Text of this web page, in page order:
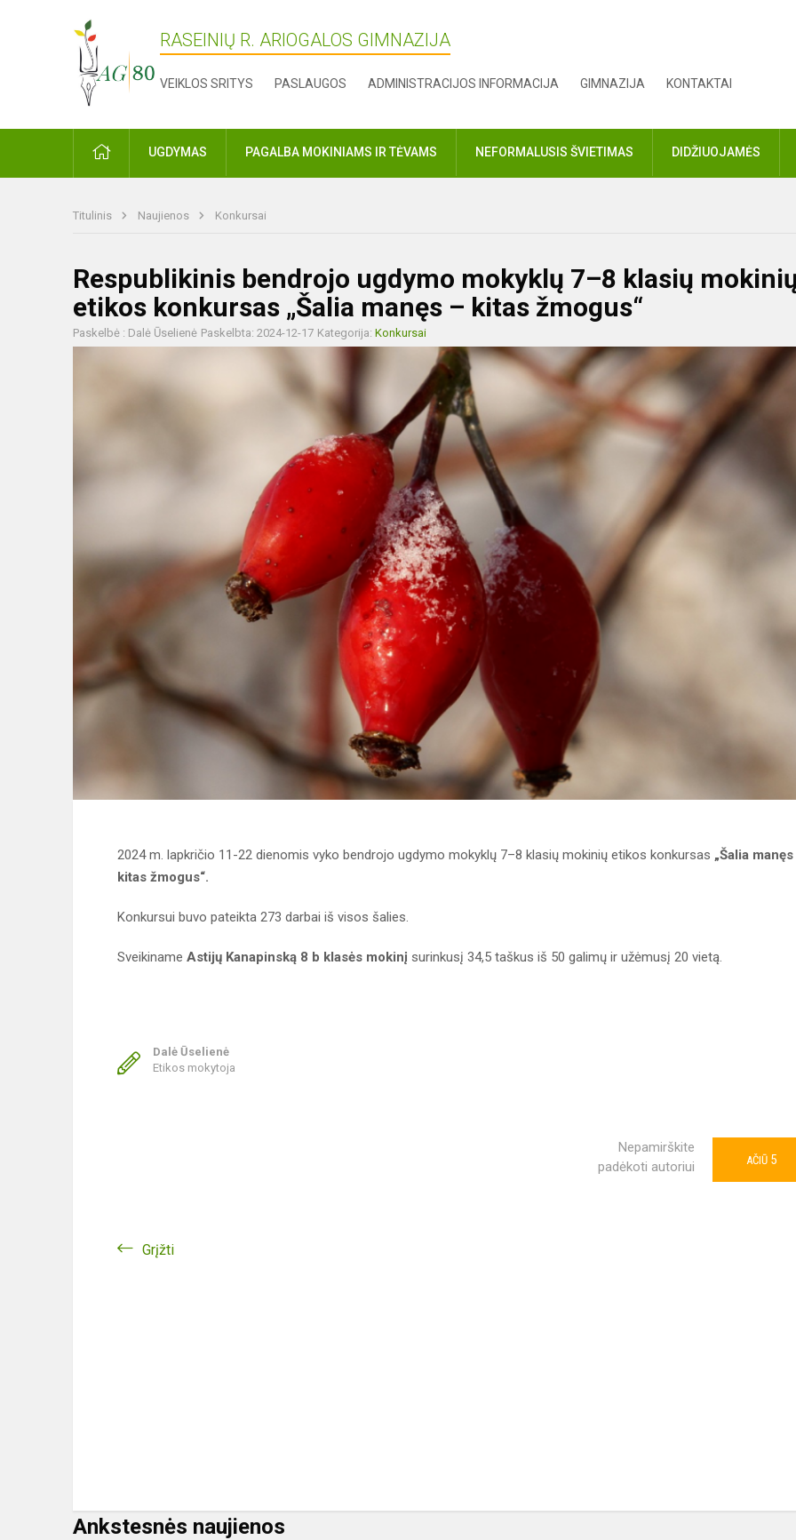
RASEINIŲ R. ARIOGALOS GIMNAZIJA
VEIKLOS SRITYS PASLAUGOS ADMINISTRACIJOS INFORMACIJA GIMNAZIJA KONTAKTAI
PRADŽIAUGDYMAS PAGALBA MOKINIAMS IR TĖVAMS NEFORMALUSIS ŠVIETIMAS DIDŽIUOJAMĖS
Titulinis Naujienos Konkursai
Respublikinis bendrojo ugdymo mokyklų 7–8 klasių
etikos konkursas „Šalia manęs – kitas žmogus“
Paskelbė : Dalė Ūselienė Paskelbta: 2024-12-17 Kategorija: Konkursai
2024 m. lapkričio 11-22 dienomis vyko bendrojo ugdymo mokyklų 7–8 klasių mokinių etikos konkursas „Šalia
kitas žmogus“.
Konkursui buvo pateikta 273 darbai iš visos šalies.
Sveikiname Astijų Kanapinską 8 b klasės mokinį surinkusį 34,5 taškus iš 50 galimų ir užėmusį 20 vietą.
Dalė Ūselienė
Etikos mokytoja
Nepamirškite
padėkoti autoriui
AČIŪ 5
Grįžti
Ankstesnės naujienos